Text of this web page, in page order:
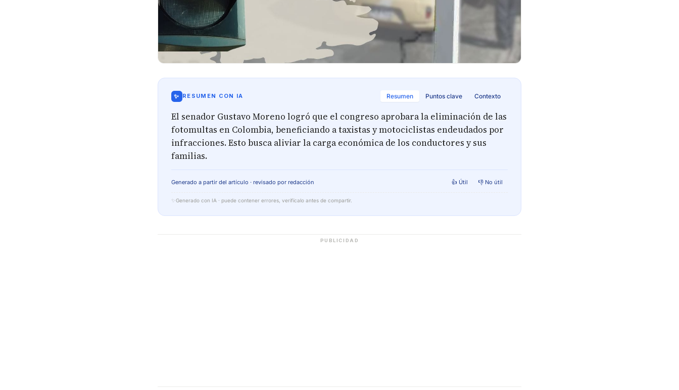
✨ RESUMEN CON IA Resumen Puntos clave Contexto
El senador Gustavo Moreno logró que el congreso aprobara la eliminación de las
fotomultas en Colombia, beneficiando a taxistas y motociclistas endeudados por
infracciones. Esto busca aliviar la carga económica de los conductores y sus
familias.
Generado a partir del artículo · revisado por redacción 👍 Útil 👎 No útil
✨ Generado con IA · puede contener errores, verifícalo antes de compartir.
PUBLICIDAD